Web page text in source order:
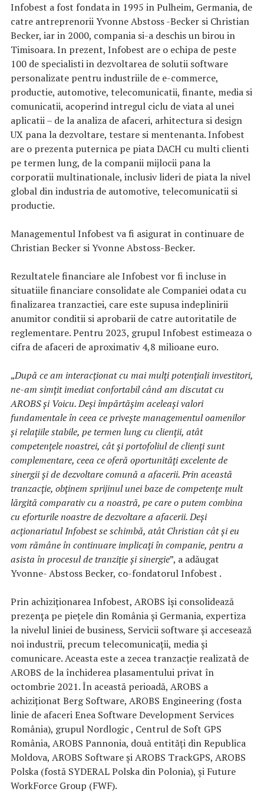
Infobest a fost fondata in 1995 in Pulheim, Germania, de
catre antreprenorii Yvonne Abstoss -Becker si Christian
Becker, iar in 2000, compania si-a deschis un birou in
Timisoara. In prezent, Infobest are o echipa de peste
100 de specialisti in dezvoltarea de solutii software
personalizate pentru industriile de e-commerce,
productie, automotive, telecomunicatii, finante, media si
comunicatii, acoperind intregul ciclu de viata al unei
aplicatii – de la analiza de afaceri, arhitectura si design
UX pana la dezvoltare, testare si mentenanta. Infobest
are o prezenta puternica pe piata DACH cu multi clienti
pe termen lung, de la companii mijlocii pana la
corporatii multinationale, inclusiv lideri de piata la nivel
global din industria de automotive, telecomunicatii si
productie.
Managementul Infobest va fi asigurat in continuare de
Christian Becker si Yvonne Abstoss-Becker.
Rezultatele financiare ale Infobest vor fi incluse in
situatiile financiare consolidate ale Companiei odata cu
finalizarea tranzactiei, care este supusa indeplinirii
anumitor conditii si aprobarii de catre autoritatile de
reglementare. Pentru 2023, grupul Infobest estimeaza o
cifra de afaceri de aproximativ 4,8 milioane euro.
„După ce am interacționat cu mai mulți potențiali investitori,
ne-am simțit imediat confortabil când am discutat cu
AROBS și Voicu. Deși împărtășim aceleași valori
fundamentale în ceea ce privește managementul oamenilor
și relațiile stabile, pe termen lung cu clienții, atât
competențele noastrei, cât și portofoliul de clienți sunt
complementare, ceea ce oferă oportunități excelente de
sinergii și de dezvoltare comună a afacerii. Prin această
tranzacție, obținem sprijinul unei baze de competențe mult
lărgită comparativ cu a noastră, pe care o putem combina
cu eforturile noastre de dezvoltare a afacerii. Deși
acționariatul Infobest se schimbă, atât Christian cât și eu
vom rămâne în continuare implicați în companie, pentru a
asista în procesul de tranziție și sinergie”, a adăugat
Yvonne- Abstoss Becker, co-fondatorul Infobest .
Prin achiziționarea Infobest, AROBS își consolidează
prezența pe piețele din România și Germania, expertiza
la nivelul liniei de business, Servicii software și accesează
noi industrii, precum telecomunicații, media și
comunicare. Aceasta este a zecea tranzacție realizată de
AROBS de la închiderea plasamentului privat în
octombrie 2021. În această perioadă, AROBS a
achiziționat Berg Software, AROBS Engineering (fosta
linie de afaceri Enea Software Development Services
România), grupul Nordlogic , Centrul de Soft GPS
România, AROBS Pannonia, două entități din Republica
Moldova, AROBS Software și AROBS TrackGPS, AROBS
Polska (fostă SYDERAL Polska din Polonia), și Future
WorkForce Group (FWF).